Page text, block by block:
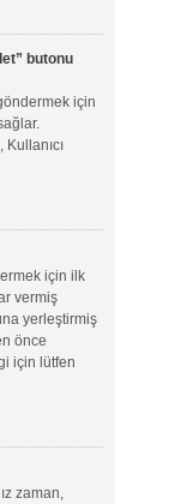
butonu
için
için ilk
vermiş
yerleştirmiş
önce
için lütfen
zaman,